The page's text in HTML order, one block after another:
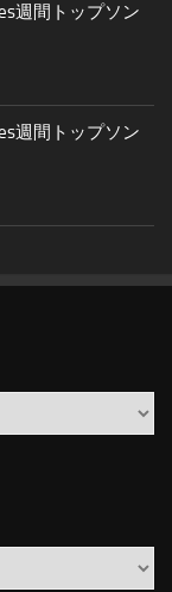
週間トップソン
週間トップソン